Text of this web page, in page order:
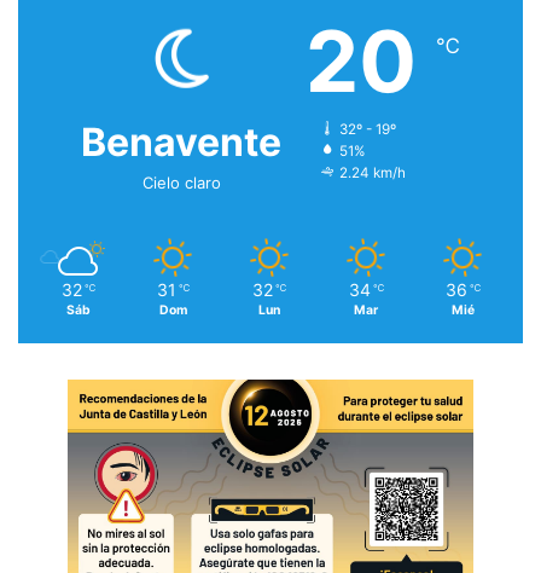
Benavente
Cielo claro
20 ℃
32º - 19º
51%
2.24 km/h
32 ℃
Sáb
31 ℃
Dom
32 ℃
Lun
34 ℃
Mar
36 ℃
Mié